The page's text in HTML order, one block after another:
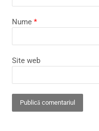
Nume *
Site web